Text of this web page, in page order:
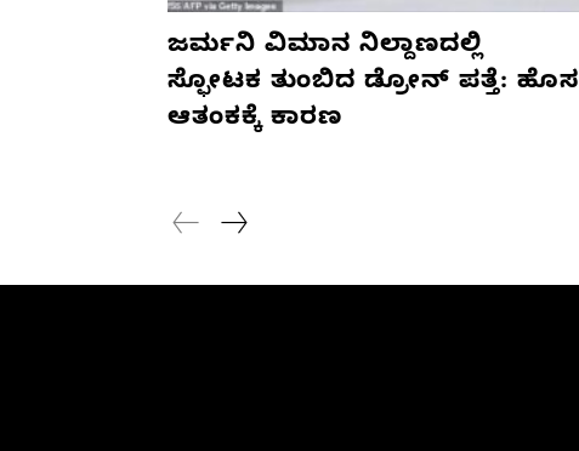
ಜರ್ಮನಿ ವಿಮಾನ ನಿಲ್ದಾಣದಲ್ಲಿ
ಸ್ಫೋಟಕ ತುಂಬಿದ ಡ್ರೋನ್ ಪತ್ತೆ: ಹೊಸ
ಆತಂಕಕ್ಕೆ ಕಾರಣ